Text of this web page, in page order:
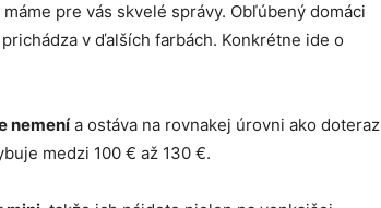
pre vás skvelé správy. Obľúbený domáci
v ďalších farbách. Konkrétne ide o
nemenía ostáva na rovnakej úrovni ako doteraz
medzi 100 € až 130 €.